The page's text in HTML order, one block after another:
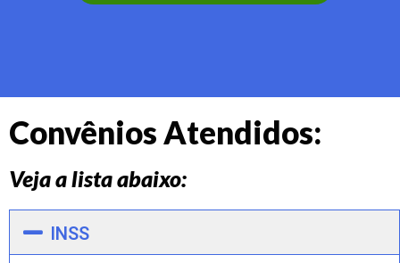
Convênios Atendidos:
Veja a lista abaixo:
INSS